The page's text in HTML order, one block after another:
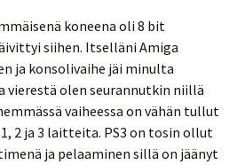
koneena oli 8 bit
siihen. Itselläni Amiga
ja konsolivaihe jäi minulta
vierestä olen seurannutkin niillä
vaiheessa on vähän tullut
2 ja 3 laitteita. PS3 on tosin ollut
ja pelaaminen sillä on jäänyt